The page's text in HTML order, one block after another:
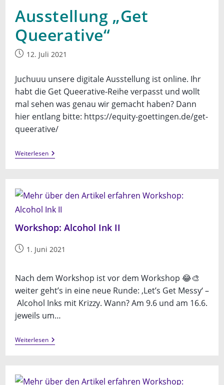
Ausstellung „Get
Queerative“
Beitrag12. Juli 2021
Juchuuu unsere digitale Ausstellung ist online. Ihr
habt die Get Queerative-Reihe verpasst und wollt
mal sehen was genau wir gemacht haben? Dann
hier entlang bitte: https://equity-goettingen.de/get-
queerative/
WeiterlesenAusstellung
„Get
Workshop: Alcohol Ink II
Beitrag1. Juni 2021
Nach dem Workshop ist vor dem Workshop 😂🎨
weiter geht’s in eine neue Runde: ‚Let’s Get Messy‘ –
Alcohol Inks mit Krizzy. Wann? Am 9.6 und am 16.6.
jeweils um…
WeiterlesenWorkshop:
Alcohol